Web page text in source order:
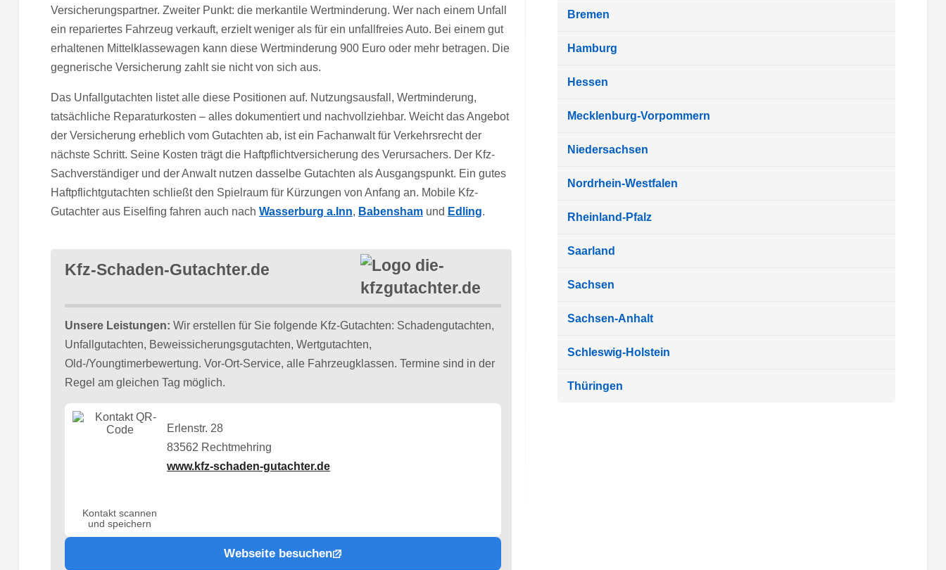
Versicherungspartner. Zweiter Punkt: die merkantile Wertminderung. Wer nach einem Unfall
ein repariertes Fahrzeug verkauft, erzielt weniger als für ein unfallfreies Auto. Bei einem gut
erhaltenen Mittelklassewagen kann diese Wertminderung 900 Euro oder mehr betragen. Die
gegnerische Versicherung zahlt sie nicht von sich aus.
Das Unfallgutachten listet alle diese Positionen auf. Nutzungsausfall, Wertminderung,
tatsächliche Reparaturkosten – alles dokumentiert und nachvollziehbar. Weicht das Angebot
der Versicherung erheblich vom Gutachten ab, ist ein Fachanwalt für Verkehrsrecht der
nächste Schritt. Seine Kosten trägt die Haftpflichtversicherung des Verursachers. Der Kfz-
Sachverständiger und der Anwalt nutzen dasselbe Gutachten als Ausgangspunkt. Ein gutes
Haftpflichtgutachten schließt den Spielraum für Kürzungen von Anfang an. Mobile Kfz-
Gutachter aus Eiselfing fahren auch nach Wasserburg a.Inn, Babenshamund Edling.
Kfz-Schaden-Gutachter.de
Unsere Leistungen: Wir erstellen für Sie folgende Kfz-Gutachten: Schadengutachten,
Unfallgutachten, Beweissicherungsgutachten, Wertgutachten,
Old-/Youngtimerbewertung. Vor-Ort-Service, alle Fahrzeugklassen. Termine sind in der
Regel am gleichen Tag möglich.
Kontakt scannen
und speichern
Erlenstr. 28
83562 Rechtmehring
www.kfz-schaden-gutachter.de
Webseite besuchen
Bremen
Hamburg
Hessen
Mecklenburg-Vorpommern
Niedersachsen
Nordrhein-Westfalen
Rheinland-Pfalz
Saarland
Sachsen
Sachsen-Anhalt
Schleswig-Holstein
Thüringen